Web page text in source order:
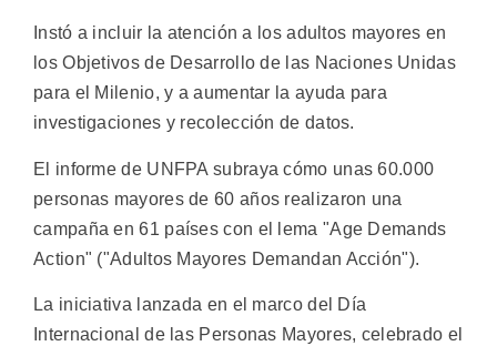
Instó a incluir la atención a los adultos mayores en
los Objetivos de Desarrollo de las Naciones Unidas
para el Milenio, y a aumentar la ayuda para
investigaciones y recolección de datos.
El informe de UNFPA subraya cómo unas 60.000
personas mayores de 60 años realizaron una
campaña en 61 países con el lema "Age Demands
Action" ("Adultos Mayores Demandan Acción").
La iniciativa lanzada en el marco del Día
Internacional de las Personas Mayores, celebrado el